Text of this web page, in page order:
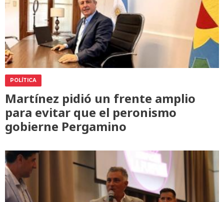
POLÍTICA
Martínez pidió un frente amplio
para evitar que el peronismo
gobierne Pergamino